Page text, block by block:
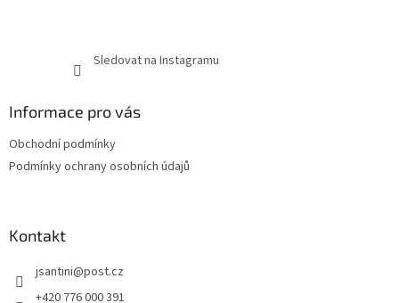
Sledovat na Instagramu
Informace pro vás
Obchodní podmínky
Podmínky ochrany osobních údajů
Kontakt
jsantini@post.cz
+420 776 000 391